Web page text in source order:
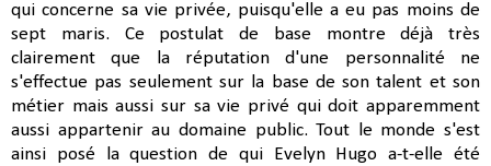
qui concerne sa vie privée, puisqu'elle a eu pas moins de
sept maris. Ce postulat de base montre déjà très
clairement que la réputation d'une personnalité ne
s'effectue pas seulement sur la base de son talent et son
métier mais aussi sur sa vie privé qui doit apparemment
aussi appartenir au domaine public. Tout le monde s'est
ainsi posé la question de qui Evelyn Hugo a-t-elle été